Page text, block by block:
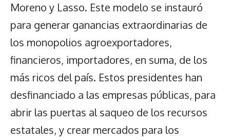
Moreno y Lasso. Este modelo se instauró
para generar ganancias extraordinarias de
los monopolios agroexportadores,
financieros, importadores, en suma, de los
más ricos del país. Estos presidentes han
desfinanciado a las empresas públicas, para
abrir las puertas al saqueo de los recursos
estatales, y crear mercados para los